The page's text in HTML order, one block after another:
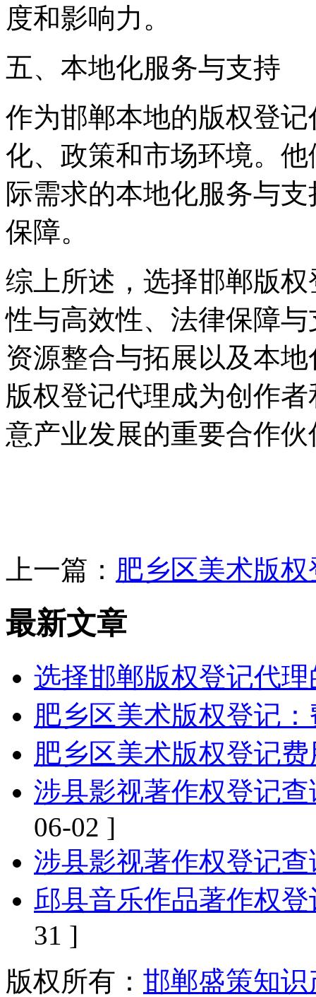
度和影响力。
五、本地化服务与支持
作为邯郸本地的版权登
化、政策和市场环境。
际需求的本地化服务与
保障。
综上所述，选择邯郸版
性与高效性、法律保障
资源整合与拓展以及本
版权登记代理成为创作
意产业发展的重要合作伙
上一篇： 肥乡区美术版
最新文章
选择邯郸版权登记代
肥乡区美术版权登记
肥乡区美术版权登记
涉县影视著作权登记
06-02 ]
涉县影视著作权登记
邱县音乐作品著作权
31 ]
版权所有： 邯郸盛策知